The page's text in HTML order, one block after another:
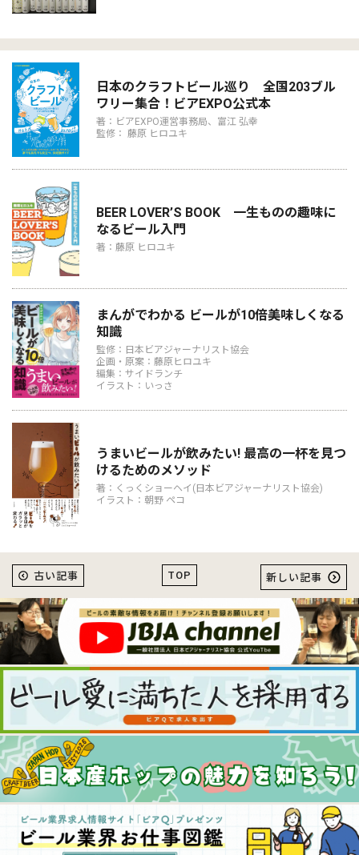
日本のクラフトビール巡り 全国203ブル
ワリー集合！ビアEXPO公式本
著：ビアEXPO運営事務局、富江 弘幸
監修： 藤原 ヒロユキ
BEER LOVER’S BOOK 一生ものの趣味に
なるビール入門
著：藤原 ヒロユキ
まんがでわかる ビールが10倍美味しくなる
知識
監修：日本ビアジャーナリスト協会
企画・原案：藤原ヒロユキ
編集：サイドランチ
イラスト：いっさ
うまいビールが飲みたい! 最高の一杯を見つ
けるためのメソッド
著：くっくショーヘイ(日本ビアジャーナリスト協会)
イラスト：朝野 ペコ
TOP
古い記事 新しい記事